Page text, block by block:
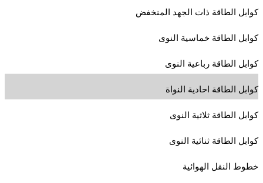
كوابل الطاقة ذات الجهد المنخفض
كوابل الطاقة خماسية النوى
كوابل الطاقة رباعية النوى
كوابل الطاقة احادية النواة
كوابل الطاقة ثلاثية النوى
كوابل الطاقة ثنائية النوى
خطوط النقل الهوائية